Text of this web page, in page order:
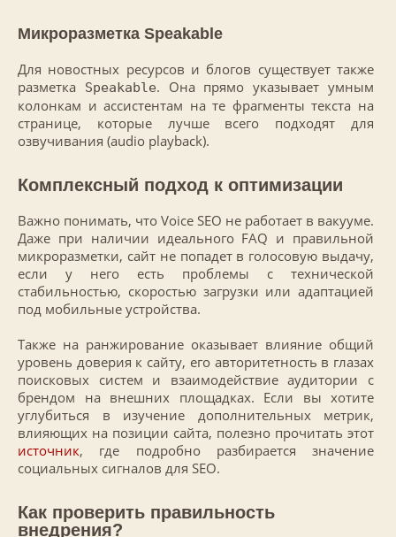
Микроразметка Speakable
Для новостных ресурсов и блогов существует также
разметка
Speakable. Она прямо указывает умным
колонкам и ассистентам на те фрагменты текста на
странице, которые лучше всего подходят для
озвучивания (audio playback).
Комплексный подход к оптимизации
Важно понимать, что Voice SEO не работает в вакууме.
Даже при наличии идеального FAQ и правильной
микроразметки, сайт не попадет в голосовую выдачу,
если у него есть проблемы с технической
стабильностью, скоростью загрузки или адаптацией
под мобильные устройства.
Также на ранжирование оказывает влияние общий
уровень доверия к сайту, его авторитетность в глазах
поисковых систем и взаимодействие аудитории с
брендом на внешних площадках. Если вы хотите
углубиться в изучение дополнительных метрик,
влияющих на позиции сайта, полезно прочитать этот
источник, где подробно разбирается значение
социальных сигналов для SEO.
Как проверить правильность
внедрения?